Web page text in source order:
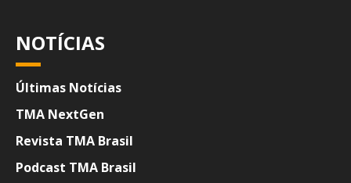
NOTÍCIAS
Últimas Notícias
TMA NextGen
Revista TMA Brasil
Podcast TMA Brasil